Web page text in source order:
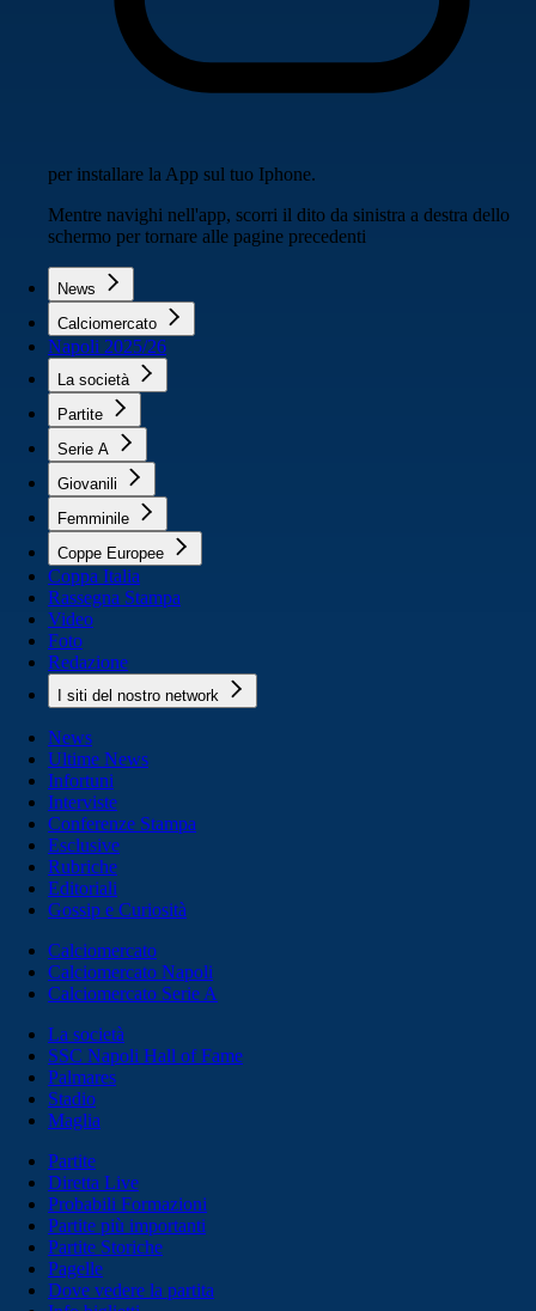
per installare la App sul tuo Iphone.
Mentre navighi nell'app, scorri il dito da sinistra a destra dello
schermo per tornare alle pagine precedenti
News
Calciomercato
Napoli 2025/26
La società
Partite
Serie A
Giovanili
Femminile
Coppe Europee
Coppa Italia
Rassegna Stampa
Video
Foto
Redazione
I siti del nostro network
News
Ultime News
Infortuni
Interviste
Conferenze Stampa
Esclusive
Rubriche
Editoriali
Gossip e Curiosità
Calciomercato
Calciomercato Napoli
Calciomercato Serie A
La società
SSC Napoli Hall of Fame
Palmares
Stadio
Maglia
Partite
Diretta Live
Probabili Formazioni
Partite più importanti
Partite Storiche
Pagelle
Dove vedere la partita